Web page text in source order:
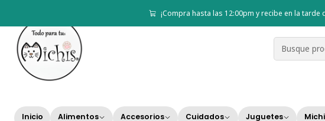
Inicio Alimentos Accesorios Cuidados Juguetes
¡Compra hasta las 12:00pm y recibe en la